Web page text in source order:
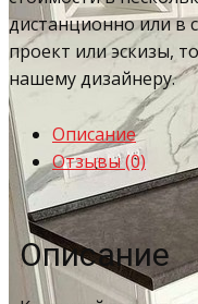
дистанционно или в
проект или эскизы,
нашему дизайнеру.
Описание
Отзывы (0)
Описание